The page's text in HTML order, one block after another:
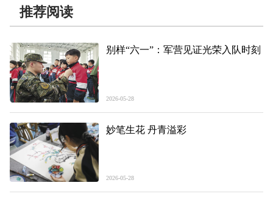
推荐阅读
别样“六一”：军营见证光荣入队时刻
2026-05-28
妙笔生花 丹青溢彩
2026-05-28